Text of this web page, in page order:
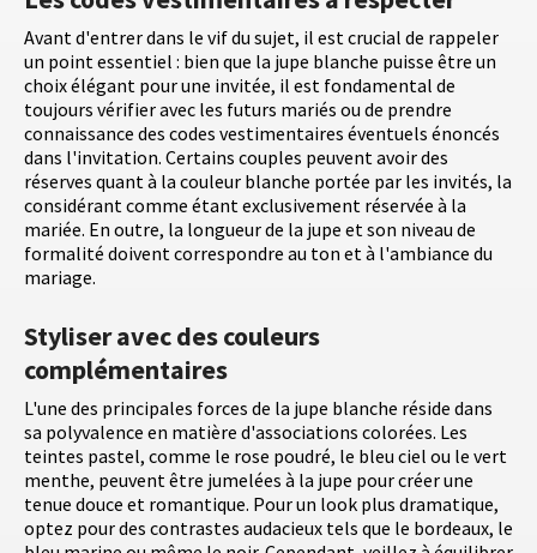
Avant d'entrer dans le vif du sujet, il est crucial de rappeler
un point essentiel : bien que la jupe blanche puisse être un
choix élégant pour une invitée, il est fondamental de
toujours vérifier avec les futurs mariés ou de prendre
connaissance des codes vestimentaires éventuels énoncés
dans l'invitation. Certains couples peuvent avoir des
réserves quant à la couleur blanche portée par les invités, la
considérant comme étant exclusivement réservée à la
mariée. En outre, la longueur de la jupe et son niveau de
formalité doivent correspondre au ton et à l'ambiance du
mariage.
Styliser avec des couleurs
complémentaires
L'une des principales forces de la jupe blanche réside dans
sa polyvalence en matière d'associations colorées. Les
teintes pastel, comme le rose poudré, le bleu ciel ou le vert
menthe, peuvent être jumelées à la jupe pour créer une
tenue douce et romantique. Pour un look plus dramatique,
optez pour des contrastes audacieux tels que le bordeaux, le